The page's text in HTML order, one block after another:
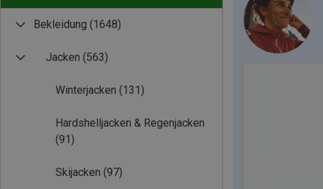
Bekleidung (1648)
Jacken (563)
Winterjacken (131)
Hardshelljacken & Regenjacken
(91)
Skijacken (97)